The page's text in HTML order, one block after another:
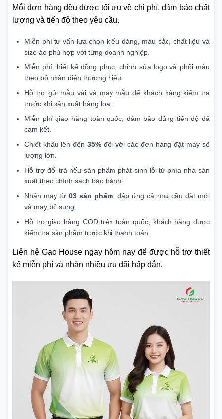
Mỗi đơn hàng đều được tối ưu về chi phí, đảm bảo chất
lượng và tiến độ theo yêu cầu.
Miễn phí tư vấn lựa chọn kiểu dáng, màu sắc, chất liệu và
size áo phù hợp với từng doanh nghiệp.
Miễn phí thiết kế đồng phục, chỉnh sửa logo và phối màu
theo bộ nhận diện thương hiệu.
Hỗ trợ gửi mẫu vải và may mẫu để khách hàng kiểm tra
trước khi sản xuất hàng loạt.
Miễn phí giao hàng toàn quốc, đảm bảo đúng tiến độ đã
cam kết.
Chiết khấu lên đến 35% đối với các đơn hàng đặt may số
lượng lớn.
Hỗ trợ đổi trả nếu sản phẩm phát sinh lỗi từ phía nhà sản
xuất theo chính sách bảo hành.
Nhận may từ 03 sản phẩm, đáp ứng cả nhu cầu đặt mới
và may bổ sung.
Hỗ trợ giao hàng COD trên toàn quốc, khách hàng được
kiểm tra sản phẩm trước khi thanh toán.
Liên hệ Gạo House ngay hôm nay để được hỗ trợ thiết
kế miễn phí và nhận nhiều ưu đãi hấp dẫn.